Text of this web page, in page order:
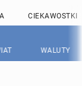
CIEKAWOSTKI
WALUTY